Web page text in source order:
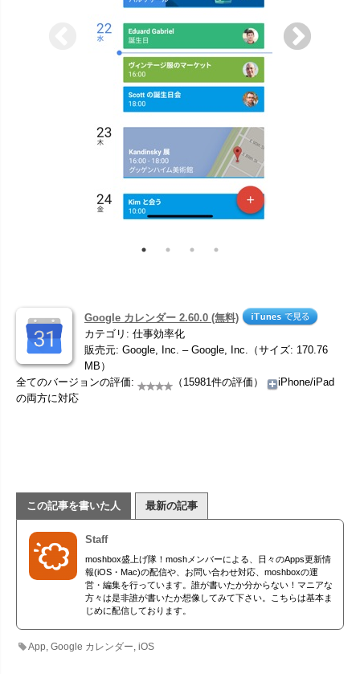
Google カレンダー 2.60.0 (無料)
カテゴリ: 仕事効率化
販売元: Google, Inc. – Google, Inc.（サイズ: 170.76
MB）
全てのバージョンの評価:
（15981件の評価）
iPhone/iPad
の両方に対応
この記事を書いた人 最新の記事
Staff
moshbox盛上げ隊！moshメンバーによる、日々のApps更新情
報(iOS・Mac)の配信や、お問い合わせ対応、moshboxの運
営・編集を行っています。誰が書いたか分からない！マニアな
方々は是非誰が書いたか想像してみて下さい。こちらは基本ま
じめに配信しております。
App ,Google カレンダー ,iOS